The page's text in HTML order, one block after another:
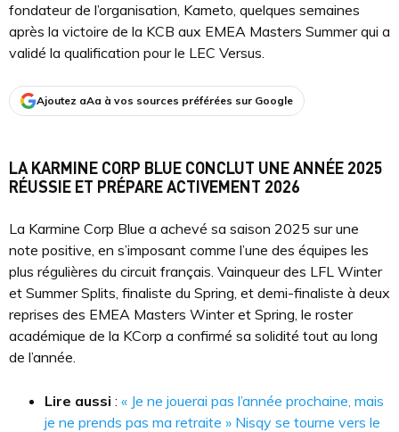
fondateur de l’organisation, Kameto, quelques semaines
après la victoire de la KCB aux EMEA Masters Summer qui a
validé la qualification pour le LEC Versus.
Ajoutez aAa à vos sources préférées sur Google
LA KARMINE CORP BLUE CONCLUT UNE ANNÉE 2025
RÉUSSIE ET PRÉPARE ACTIVEMENT 2026
La Karmine Corp Blue a achevé sa saison 2025 sur une
note positive, en s’imposant comme l’une des équipes les
plus régulières du circuit français. Vainqueur des LFL Winter
et Summer Splits, finaliste du Spring, et demi-finaliste à deux
reprises des EMEA Masters Winter et Spring, le roster
académique de la KCorp a confirmé sa solidité tout au long
de l’année.
Lire aussi : « Je ne jouerai pas l’année prochaine, mais
je ne prends pas ma retraite » Nisqy se tourne vers le